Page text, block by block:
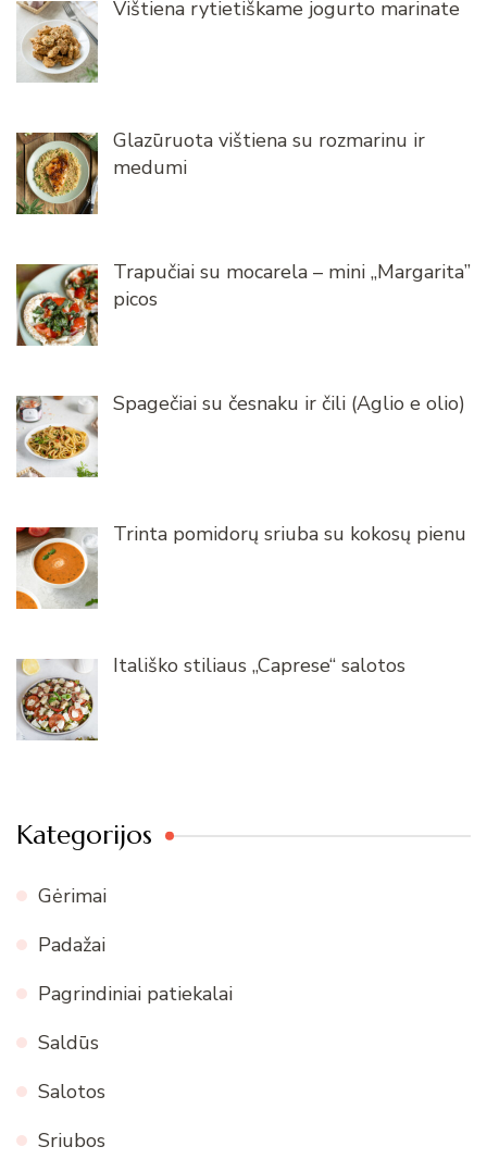
Vištiena rytietiškame jogurto marinate
Glazūruota vištiena su rozmarinu ir
medumi
Trapučiai su mocarela – mini „Margarita”
picos
Spagečiai su česnaku ir čili (Aglio e olio)
Trinta pomidorų sriuba su kokosų pienu
Itališko stiliaus „Caprese“ salotos
Kategorijos
Gėrimai
Padažai
Pagrindiniai patiekalai
Saldūs
Salotos
Sriubos